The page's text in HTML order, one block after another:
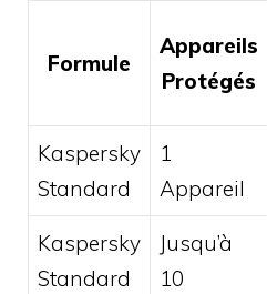
Formule
Appareils
Protégés
Kaspersky
Standard
1
Appareil
Kaspersky
Standard
Jusqu’à
10